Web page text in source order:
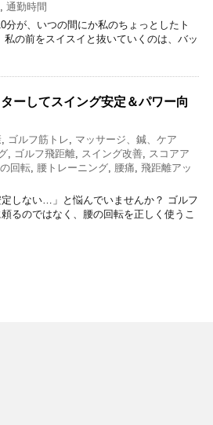
, 通勤時間
が、いつの間にか私のちょっとしたト
の前をスイスイと抜いていくのは、バッ
ーしてスイング安定＆パワー向
, ゴルフ筋トレ, マッサージ、鍼、ケア
, ゴルフ飛距離, スイング改善, スコアア
回転, 腰トレーニング, 腰痛, 飛距離アッ
しない…」と悩んでいませんか？ ゴルフ
るのではなく、腰の回転を正しく使うこ